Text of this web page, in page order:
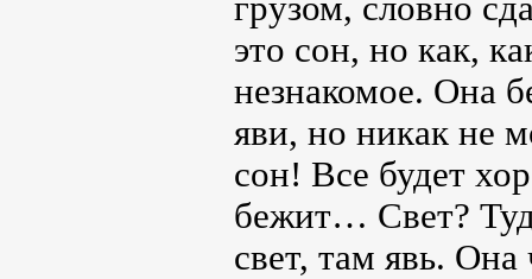
грузом, словно
это сон, но как,
незнакомое. Она
яви, но никак не
сон! Все будет
бежит… Свет?
свет, там явь. Она